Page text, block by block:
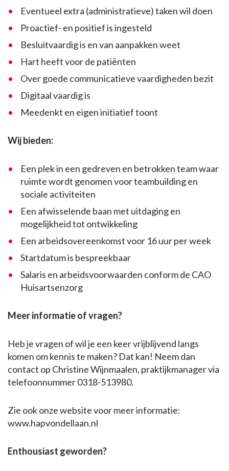
Eventueel extra (administratieve) taken wil doen
Proactief- en positief is ingesteld
Besluitvaardig is en van aanpakken weet
Hart heeft voor de patiënten
Over goede communicatieve vaardigheden bezit
Digitaal vaardig is
Meedenkt en eigen initiatief toont
Wij bieden:
Een plek in een gedreven en betrokken team waar
ruimte wordt genomen voor teambuilding en
sociale activiteiten
Een afwisselende baan met uitdaging en
mogelijkheid tot ontwikkeling
Een arbeidsovereenkomst voor 16 uur per week
Startdatum is bespreekbaar
Salaris en arbeidsvoorwaarden conform de CAO
Huisartsenzorg
Meer informatie of vragen?
Heb je vragen of wil je een keer vrijblijvend langs
komen om kennis te maken? Dat kan! Neem dan
contact op Christine Wijnmaalen, praktijkmanager via
telefoonnummer 0318-513980.
Zie ook onze website voor meer informatie:
www.hapvondellaan.nl
Enthousiast geworden?